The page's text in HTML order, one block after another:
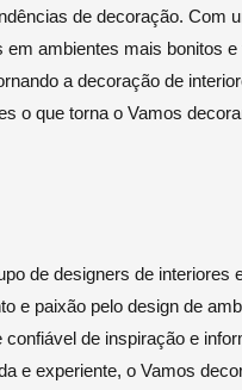
de decoração. Com
ambientes mais bonitos
a decoração de
o que torna o Vamos
de designers de interiores
e paixão pelo design de
de inspiração e
e experiente, o Vamos